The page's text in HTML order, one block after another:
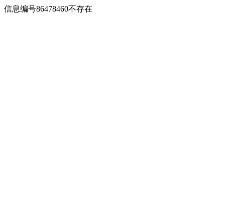
信息编号86478460不存在